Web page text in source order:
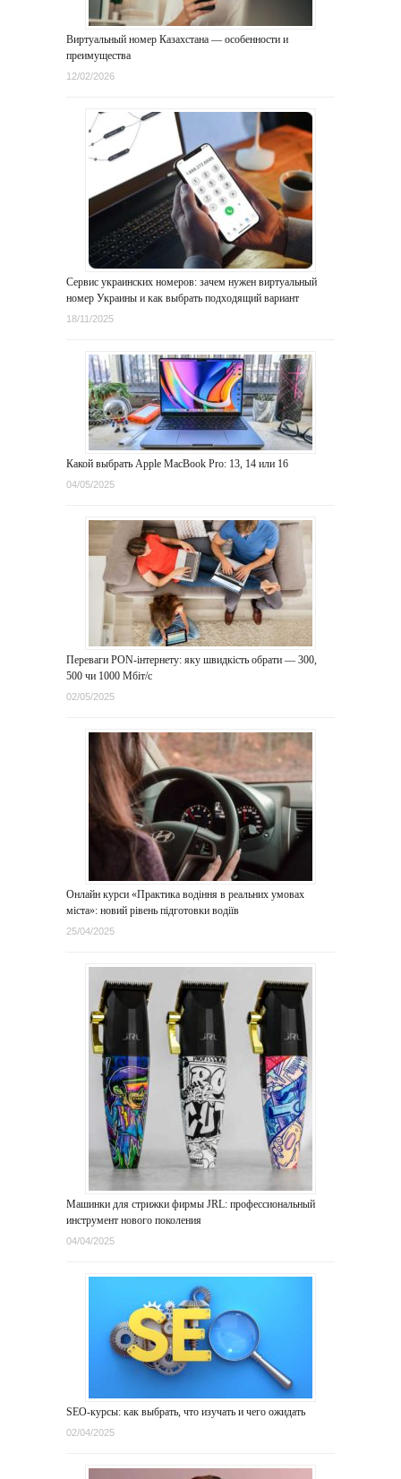
Виртуальный номер Казахстана — особенности и
преимущества
12/02/2026
Сервис украинских номеров: зачем нужен виртуальный
номер Украины и как выбрать подходящий вариант
18/11/2025
Какой выбрать Apple MacBook Pro: 13, 14 или 16
04/05/2025
Переваги PON-інтернету: яку швидкість обрати — 300,
500 чи 1000 Мбіт/с
02/05/2025
Онлайн курси «Практика водіння в реальних умовах
міста»: новий рівень підготовки водіїв
25/04/2025
Машинки для стрижки фирмы JRL: профессиональный
инструмент нового поколения
04/04/2025
SEO-курсы: как выбрать, что изучать и чего ожидать
02/04/2025